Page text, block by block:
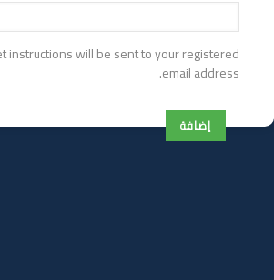
instructions will be sent to your registered
email address.